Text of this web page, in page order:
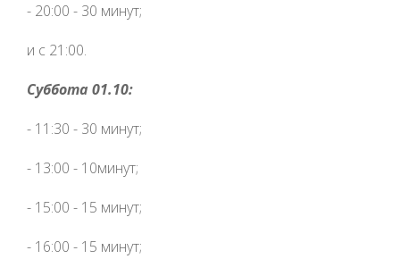
- 20:00 - 30 минут;
и с 21:00.
Суббота 01.10:
- 11:30 - 30 минут;
- 13:00 - 10минут;
- 15:00 - 15 минут;
- 16:00 - 15 минут;